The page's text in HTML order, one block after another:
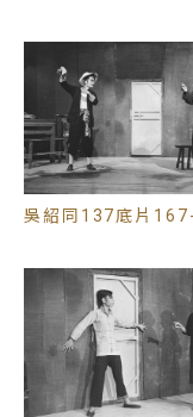
斯其實是整場戲
擇交還戒指與丈
權的臺灣社會中
時可說是有相當
這齣非典型的抗
別權力，以極簡
「金錢誘惑」與
力對抗。這種另
後初期吸收西方
劇的多樣化發展埋
吳紹同137底片